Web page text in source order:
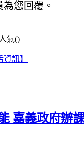
您回覆。
人氣()
資訊】
嘉義政府辦